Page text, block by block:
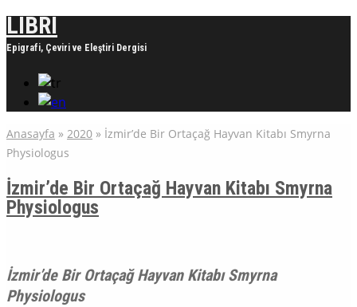
LIBRI
Epigrafi, Çeviri ve Eleştiri Dergisi
Anasayfa » 2020 » İzmir’de Bir Ortaçağ Hayvan Kitabı Smyrna
Physiologus
İzmir’de Bir Ortaçağ Hayvan Kitabı Smyrna
Physiologus
İzmir’de Bir Ortaçağ Hayvan Kitabı Smyrna
Physiologus